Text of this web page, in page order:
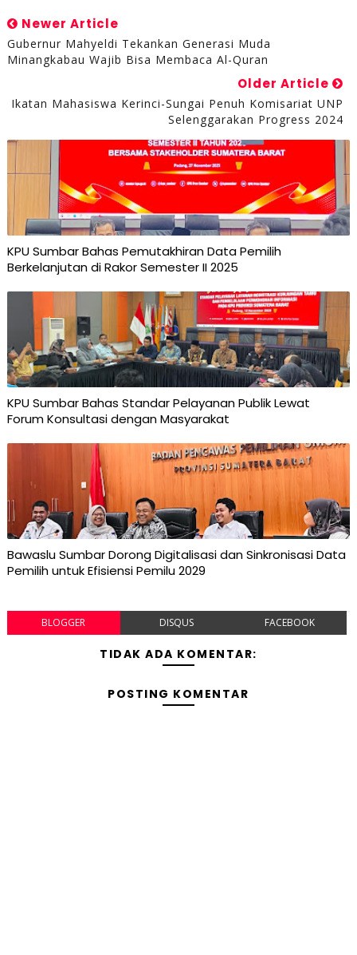
Newer Article
Gubernur Mahyeldi Tekankan Generasi Muda
Minangkabau Wajib Bisa Membaca Al-Quran
Older Article
Ikatan Mahasiswa Kerinci-Sungai Penuh Komisariat UNP
Selenggarakan Progress 2024
KPU Sumbar Bahas Pemutakhiran Data Pemilih
Berkelanjutan di Rakor Semester II 2025
KPU Sumbar Bahas Standar Pelayanan Publik Lewat
Forum Konsultasi dengan Masyarakat
Bawaslu Sumbar Dorong Digitalisasi dan Sinkronisasi Data
Pemilih untuk Efisiensi Pemilu 2029
BLOGGER DISQUS FACEBOOK
TIDAK ADA KOMENTAR:
POSTING KOMENTAR